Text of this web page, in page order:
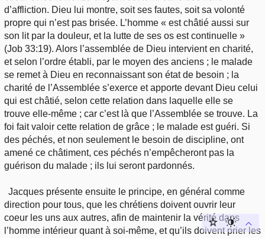
d’affliction. Dieu lui montre, soit ses fautes, soit sa volonté
propre qui n’est pas brisée. L’homme « est châtié aussi sur
son lit par la douleur, et la lutte de ses os est continuelle »
(Job 33:19). Alors l’assemblée de Dieu intervient en charité,
et selon l’ordre établi, par le moyen des anciens ; le malade
se remet à Dieu en reconnaissant son état de besoin ; la
charité de l’Assemblée s’exerce et apporte devant Dieu celui
qui est châtié, selon cette relation dans laquelle elle se
trouve elle-même ; car c’est là que l’Assemblée se trouve. La
foi fait valoir cette relation de grâce ; le malade est guéri. Si
des péchés, et non seulement le besoin de discipline, ont
amené ce châtiment, ces péchés n’empêcheront pas la
guérison du malade ; ils lui seront pardonnés.
Jacques présente ensuite le principe, en général comme
direction pour tous, que les chrétiens doivent ouvrir leur
coeur les uns aux autres, afin de maintenir la vérité dans
l’homme intérieur quant à soi-même, et qu’ils doivent prier les